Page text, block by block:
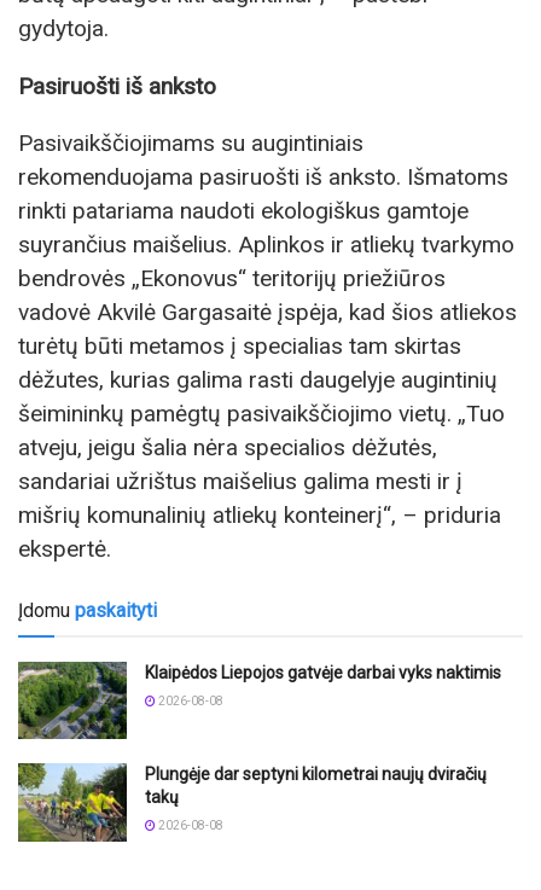
gydytoja.
Pasiruošti iš anksto
Pasivaikščiojimams su augintiniais
rekomenduojama pasiruošti iš anksto. Išmatoms
rinkti patariama naudoti ekologiškus gamtoje
suyrančius maišelius. Aplinkos ir atliekų tvarkymo
bendrovės „Ekonovus“ teritorijų priežiūros
vadovė Akvilė Gargasaitė įspėja, kad šios atliekos
turėtų būti metamos į specialias tam skirtas
dėžutes, kurias galima rasti daugelyje augintinių
šeimininkų pamėgtų pasivaikščiojimo vietų. „Tuo
atveju, jeigu šalia nėra specialios dėžutės,
sandariai užrištus maišelius galima mesti ir į
mišrių komunalinių atliekų konteinerį“, – priduria
ekspertė.
Įdomu paskaityti
Klaipėdos Liepojos gatvėje darbai vyks naktimis
2026-08-08
Plungėje dar septyni kilometrai naujų dviračių
takų
2026-08-08